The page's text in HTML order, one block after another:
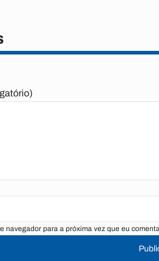
navegador para a próxima vez que eu